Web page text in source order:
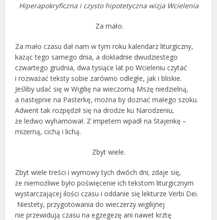
Hiperapokryficzna i czysto hipotetyczna wizja Wcielenia
Za mało.
Za mało czasu dał nam w tym roku kalendarz liturgiczny,
każąc tego samego dnia, a dokładnie dwudziestego
czwartego grudnia, dwa tysiące lat po Wcieleniu czytać
i rozważać teksty sobie zarówno odległe, jak i bliskie.
Jeśliby udać się w Wigilię na wieczorną Mszę niedzielną,
a następnie na Pasterkę, można by doznać małego szoku.
Adwent tak rozpędził się na drodze ku Narodzeniu,
że ledwo wyhamował. Z impetem wpadł na Stajenkę –
mizerną, cichą i lichą.
Zbyt wiele.
Zbyt wiele treści i wymowy tych dwóch dni; zdaje się,
że niemożliwe było poświęcenie ich tekstom liturgicznym
wystarczającej ilości czasu i oddanie się lekturze Verbi Dei.
Niestety, przygotowania do wieczerzy wigilijnej
nie przewidują czasu na egzegezę ani nawet krztę